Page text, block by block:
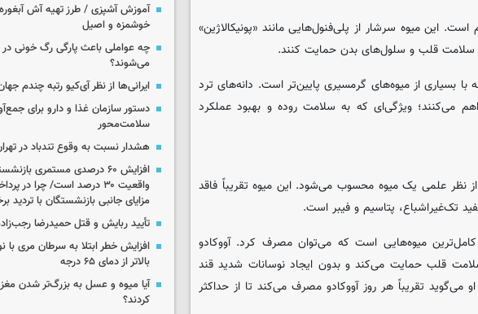
این میوه سرشار از پلی‌فنول‌هایی مانند «پونیکالاژین»
قلب و سلول‌های بدن حمایت کنند.
با بسیاری از میوه‌های گرمسیری پایین‌تر است. دانه‌های ترد
می‌کنند؛ ویژگی‌ای که به سلامت روده و بهبود عملکرد
نظر علمی یک میوه محسوب می‌شود. این میوه تقریباً فاقد
تک‌غیراشباع، پتاسیم و فیبر است.
میوه‌هایی است که می‌توان مصرف کرد. آووکادو
قلب حمایت می‌کند و بدون ایجاد نوسانات شدید قند
می‌گوید تقریباً هر روز آووکادو مصرف می‌کند تا از حداکثر
آموزش آشپزی / طرز تهیه آش
خوشمزه و اصیل
چه عواملی باعث پارگی رگ خونی
می‌شوند؟
ایرانی‌ها از نظر آی‌کیو رتبه چندم
سلامت‌محور
هشدار نسبت به وقوع تندباد در
افزایش ۶۰ درصدی مستمری‌
واقعیت ۳۰ درصد است/ چرا در
مزایای جانبی بازنشستگان با تردید
تأیید ربایش و قتل حمیدرضا
افزایش خطر ابتلا به سرطان مری
بالاتر از دمای ۶۵ درجه
آیا میوه و عسل به بزرگ‌تر شدن
کردند؟